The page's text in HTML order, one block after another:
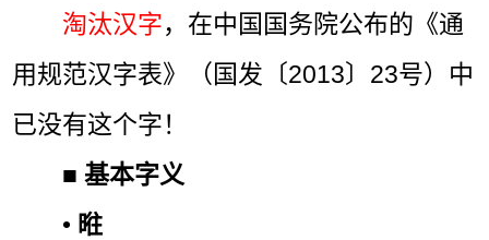
淘汰汉字，在中国国务院公布的《通
用规范汉字表》（国发〔2013〕23号）中
已没有这个字！
■基本字义
• 暀